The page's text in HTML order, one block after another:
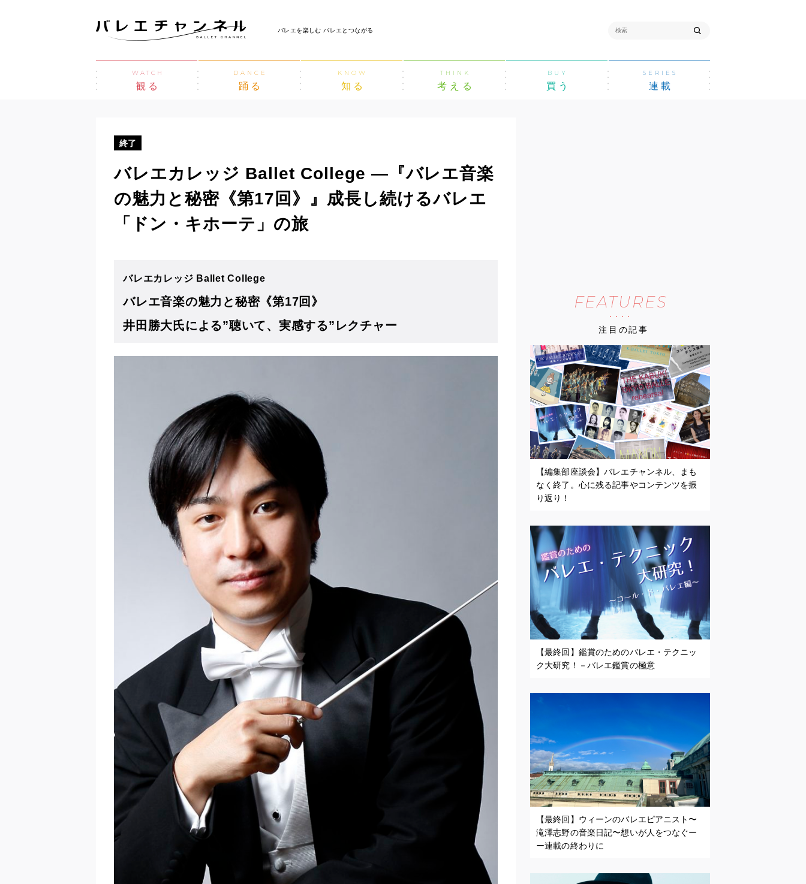
バレエを楽しむ バレエとつながる
WATCH
観る
DANCE
踊る
KNOW
知る
THINK
考える
BUY
買う
SERIES
連載
終了
バレエカレッジ Ballet College ―『バレエ音楽
の魅力と秘密《第17回》』成長し続けるバレエ
「ドン・キホーテ」の旅
バレエカレッジ Ballet College
バレエ音楽の魅力と秘密《第17回》
井田勝大氏による”聴いて、実感する”レクチャー
FEATURES
注目の記事
【編集部座談会】バレエチャンネル、まも
なく終了。心に残る記事やコンテンツを振
り返り！
【最終回】鑑賞のためのバレエ・テクニッ
ク大研究！－バレエ鑑賞の極意
【最終回】ウィーンのバレエピアニスト〜
滝澤志野の音楽日記〜想いが人をつなぐー
ー連載の終わりに